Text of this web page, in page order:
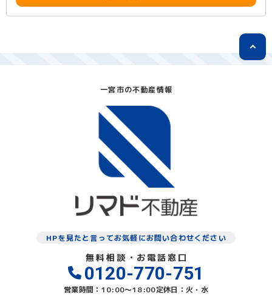
一宮市の不動産情報
HPを見たと言ってお気軽にお問い合わせください
無料相談・お電話窓口
0120-770-751
営業時間：10:00〜18:00定休日：火・水